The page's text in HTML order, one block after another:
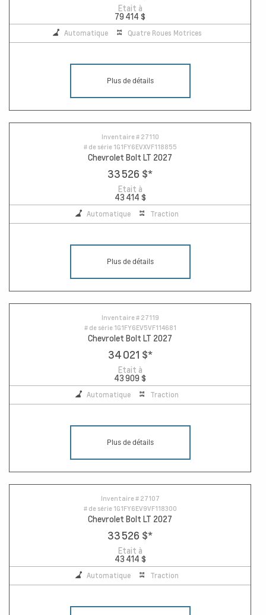
Etait à
79 414 $
Automatique Quatre Roues Motrices
Plus de détails
Inventaire # 27110
# de série 1G1FY6EVXVF118855
Chevrolet Bolt LT 2027
33 526 $*
Etait à
43 414 $
Automatique Traction
Plus de détails
Inventaire # 27119
# de série 1G1FY6EV5VF114681
Chevrolet Bolt LT 2027
34 021 $*
Etait à
43 909 $
Automatique Traction
Plus de détails
Inventaire # 27107
# de série 1G1FY6EV9VF118300
Chevrolet Bolt LT 2027
33 526 $*
Etait à
43 414 $
Automatique Traction